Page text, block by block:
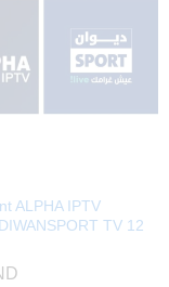
ALPHA IPTV
TV 12